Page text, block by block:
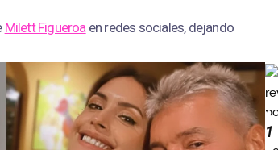
Milett Figueroa en redes sociales, dejando
1